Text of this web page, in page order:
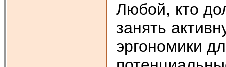
Любой, кто
занять
эргономики